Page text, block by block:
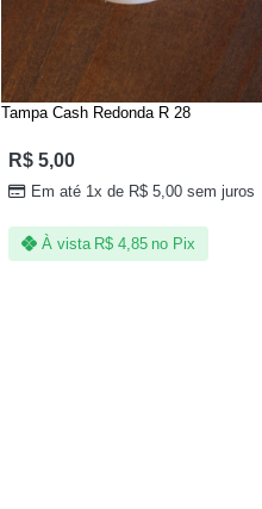
Tampa Cash Redonda R 28
R$ 5,00
Em até 1x de R$5,00sem juros
À vista R$4,85 no Pix